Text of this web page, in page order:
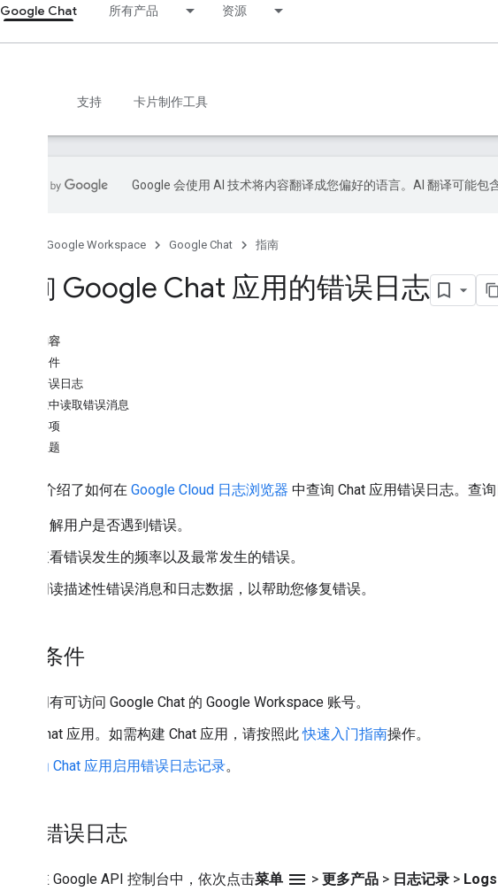
Google Chat 所有产品 资源
支持 卡片制作工具
Google 会使用 AI 技术将内容翻译成您偏好的语言。AI 翻译可能包
Google Workspace Google Chat 指南
查询 Google Chat 应用的错误日志
本页内容
前提条件
查询错误日志
从日志中读取错误消息
注意事项
相关主题
本指南介绍了如何在 Google Cloud 日志浏览器 中查询 Chat 应用错误日志。查询
了解用户是否遇到错误。
查看错误发生的频率以及最常发生的错误。
阅读描述性错误消息和日志数据，以帮助您修复错误。
前提条件
拥有可访问 Google Chat 的 Google Workspace 账号。
Chat 应用。如需构建 Chat 应用，请按照此快速入门指南操作。
为 Chat 应用启用错误日志记录。
查询错误日志
在 Google API 控制台中，依次点击菜单 menu > 更多产品 > 日志记录 >